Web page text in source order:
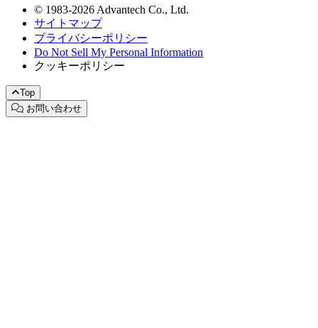
© 1983-2026 Advantech Co., Ltd.
サイトマップ
プライバシーポリシー
Do Not Sell My Personal Information
クッキーポリシー
Top
お問い合わせ